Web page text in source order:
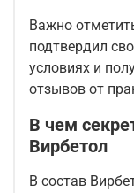
Важно
подтвердил
условиях и
отзывов от
В чем
Вирбетол
В состав